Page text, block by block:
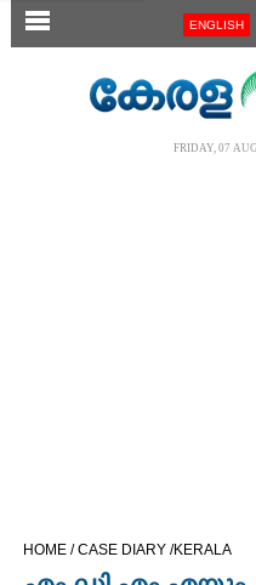
SECTIONS ENGLISH
FRIDAY, 07
HOME /CASE DIARY /KERALA